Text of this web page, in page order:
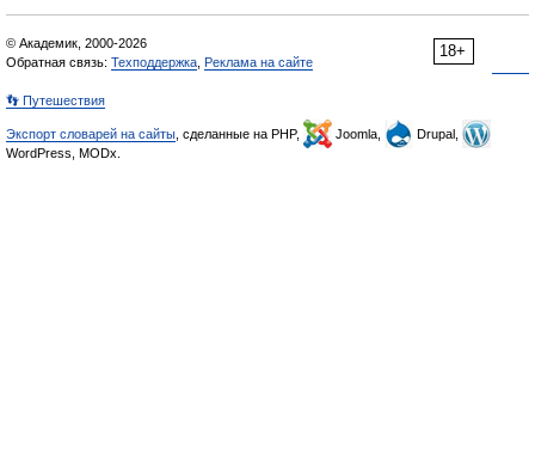
18+
© Академик, 2000-2026
Обратная связь: Техподдержка Реклама на сайте
👣 Путешествия
Экспорт словарей на сайты , сделанные на PHP, Joomla,
Drupal,
WordPress, MODx.